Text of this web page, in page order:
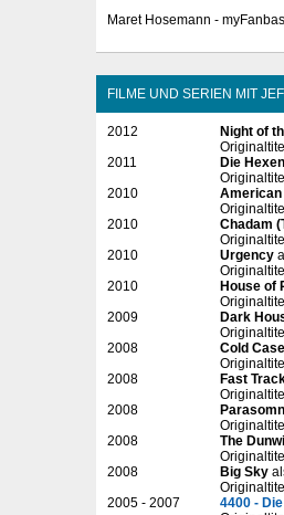
Maret Hosemann -
FILME UND SERIEN MIT
2012 Night of
2011
Die
2010
American
2010
Chadam
2010
Urgency
2010
House of
2009
Dark
2008
Cold
2008
Fast
2008
2008
The
2008
Big Sky
2005 - 2007
4400 -